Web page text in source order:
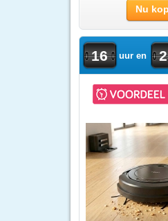
Nu
16 uur en